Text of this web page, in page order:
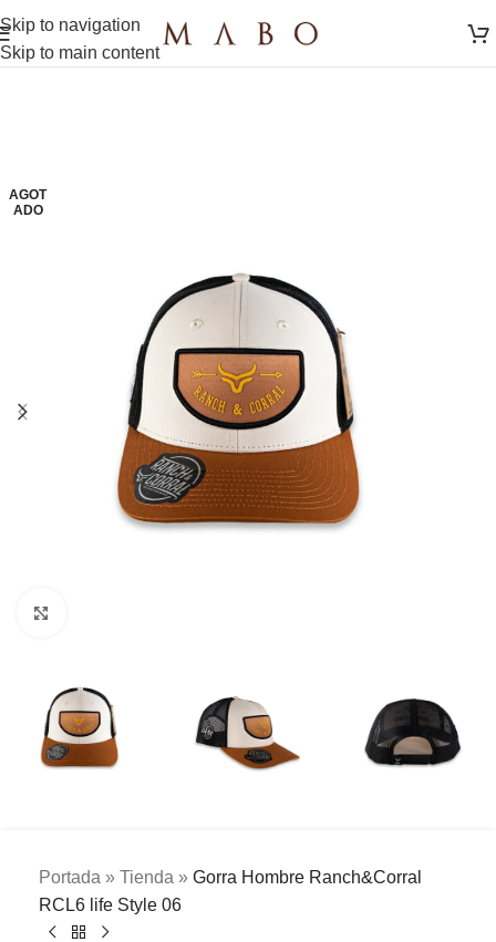
Skip to navigation
Skip to main content
AGOT
ADO
Portada » Tienda » Gorra Hombre Ranch&Corral
RCL6 life Style 06